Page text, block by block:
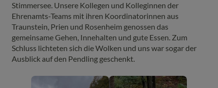
Stimmersee. Unsere Kollegen und Kolleginnen der
Ehrenamts-Teams mit ihren Koordinatorinnen aus
Traunstein, Prien und Rosenheim genossen das
gemeinsame Gehen, Innehalten und gute Essen. Zum
Schluss lichteten sich die Wolken und uns war sogar der
Ausblick auf den Pendling geschenkt.